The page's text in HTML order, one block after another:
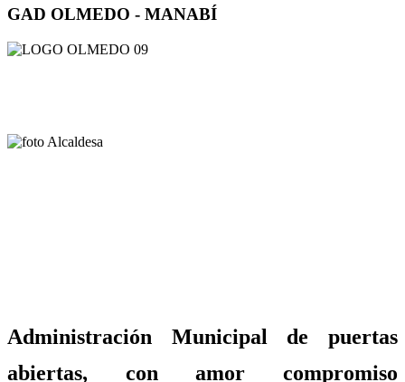
GAD OLMEDO - MANABÍ
Administración Municipal de puertas
abiertas, con amor compromiso